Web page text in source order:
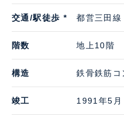
交通/駅徒歩 * 都営三田線
階数 地上10階
構造 鉄骨鉄筋コ
竣工 1991年5月